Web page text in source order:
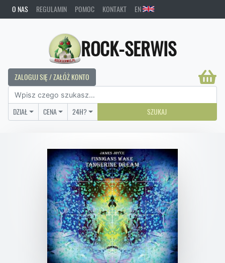
O NAS REGULAMIN POMOC KONTAKT EN
ROCK-SERWIS
ZALOGUJ SIĘ / ZAŁÓŻ KONTO
DZIAŁ CENA 24H? SZUKAJ